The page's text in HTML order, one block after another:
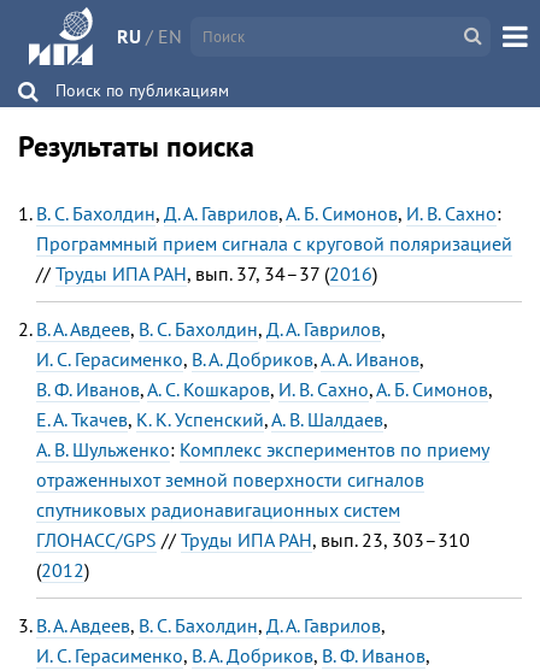
RU / EN
Поиск по публикациям
Результаты поиска
В. С. Бахолдин, Д. А. Гаврилов,А. Б. Симонов, И. В. Сахно:
Программный прием сигнала с круговой поляризацией
// Труды ИПА РАН, вып. 37, 34–37 (2016)
В. А. Авдеев, В. С. Бахолдин, Д. А. Гаврилов,
И. С. Герасименко, В. А. Добриков,А. А. Иванов,
В. Ф. Иванов,А. С. Кошкаров, И. В. Сахно,А. Б. Симонов,
Е. А. Ткачев, К. К. Успенский,А. В. Шалдаев,
А. В. Шульженко: Комплекс экспериментов по приему
отраженныхот земной поверхности сигналов
спутниковых радионавигационных систем
ГЛОНАСС/GPS // Труды ИПА РАН, вып. 23, 303–310
(2012)
В. А. Авдеев, В. С. Бахолдин, Д. А. Гаврилов,
И. С. Герасименко, В. А. Добриков, В. Ф. Иванов,